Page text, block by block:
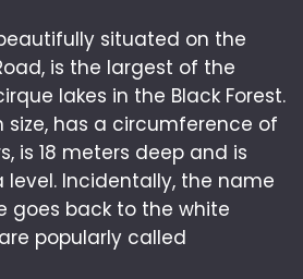
situated on the
is the largest of the
lakes in the Black Forest.
size, has a circumference of
is 18 meters deep and is
level. Incidentally, the name
goes back to the white
popularly called